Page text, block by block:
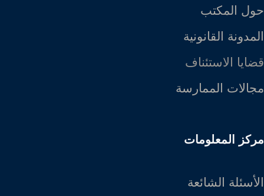
حول المكتب
المدونة القانونية
قضايا الاستئناف
مجالات الممارسة
مركز المعلومات
الأسئلة الشائعة